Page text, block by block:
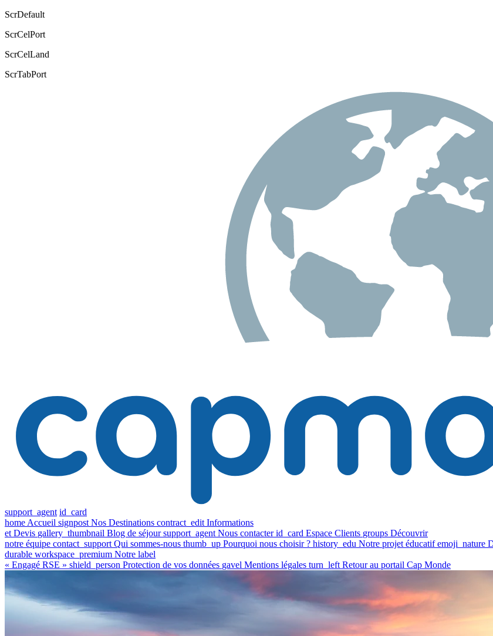
ScrDefault
ScrCelPort
ScrCelLand
ScrTabPort
support_agent id_card
home Accueil signpost Nos Destinations contract_edit Informations
et Devis gallery_thumbnail Blog de séjour support_agent Nous contacter id_card Espace Clients groups Découvrir
notre équipe contact_support Qui sommes-nous thumb_up Pourquoi nous choisir ? history_edu Notre projet éducatif emoji_nature
durable workspace_premium Notre label
« Engagé RSE » shield_person Protection de vos données gavel Mentions légales turn_left Retour au portail Cap Monde